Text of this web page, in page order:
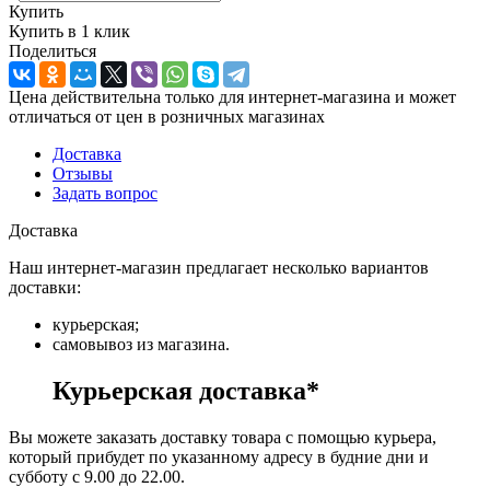
Купить
Купить в 1 клик
Поделиться
Цена действительна только для интернет-магазина и может
отличаться от цен в розничных магазинах
Доставка
Отзывы
Задать вопрос
Доставка
Наш интернет-магазин предлагает несколько вариантов
доставки:
курьерская;
самовывоз из магазина.
Курьерская доставка*
Вы можете заказать доставку товара с помощью курьера,
который прибудет по указанному адресу в будние дни и
субботу с 9.00 до 22.00.